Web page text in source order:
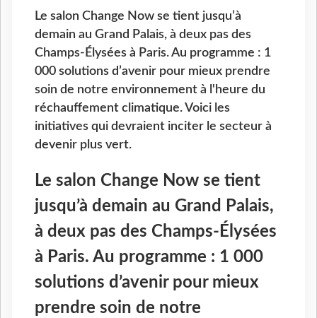
Le salon Change Now se tient jusqu’à
demain au Grand Palais, à deux pas des
Champs-Élysées à Paris. Au programme : 1
000 solutions d’avenir pour mieux prendre
soin de notre environnement à l'heure du
réchauffement climatique. Voici les
initiatives qui devraient inciter le secteur à
devenir plus vert.
Le salon Change Now se tient
jusqu’à demain au Grand Palais,
à deux pas des Champs-Élysées
à Paris. Au programme : 1 000
solutions d’avenir pour mieux
prendre soin de notre